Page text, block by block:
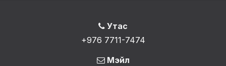
Утас
+976 7711-7474
Мэйл